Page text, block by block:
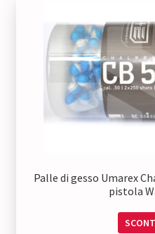
Palle di gesso Umarex
pistola